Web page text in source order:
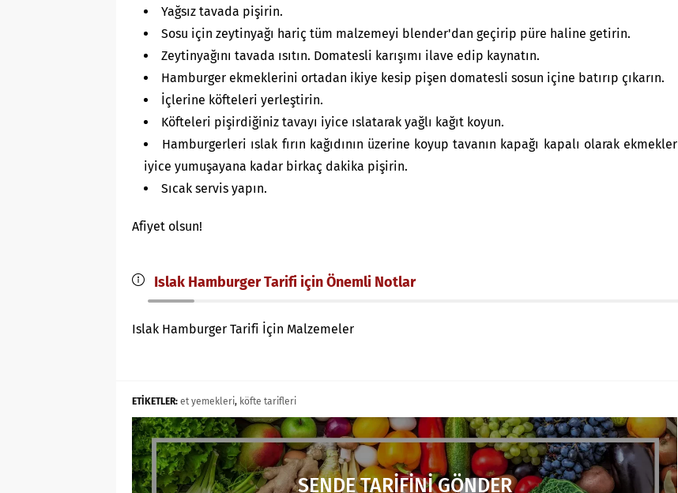
Yağsız tavada pişirin.
Sosu için zeytinyağı hariç tüm malzemeyi blender'dan geçirip püre haline getirin.
Zeytinyağını tavada ısıtın. Domatesli karışımı ilave edip kaynatın.
Hamburger ekmeklerini ortadan ikiye kesip pişen domatesli sosun içine batırıp çıkarın.
İçlerine köfteleri yerleştirin.
Köfteleri pişirdiğiniz tavayı iyice ıslatarak yağlı kağıt koyun.
Hamburgerleri ıslak fırın kağıdının üzerine koyup tavanın kapağı kapalı olarak ekmekler
iyice yumuşayana kadar birkaç dakika pişirin.
Sıcak servis yapın.
Afiyet olsun!
Islak Hamburger Tarifi için Önemli Notlar
Islak Hamburger Tarifi İçin Malzemeler
ETİKETLER: et yemekleri, köfte tarifleri
SENDE TARİFİNİ GÖNDER